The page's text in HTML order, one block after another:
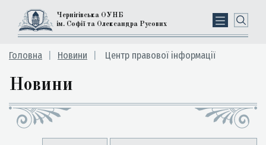
Чернігівська ОУНБ
ім. Софії та Олександра Русових
Головна Новини Центр правової інформації
Новини